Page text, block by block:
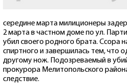
середине марта милиционеры
2 марта в частном доме по ул.
убил своего родного брата. Ссора
спиртного и завершилась тем, что
другому нож. Подозреваемый в
прокурора Мелитопольского
следствие.